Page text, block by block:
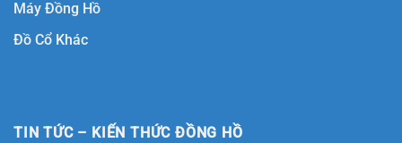
Máy Đồng Hồ
Đồ Cổ Khác
TIN TỨC – KIẾN THỨC ĐỒNG HỒ